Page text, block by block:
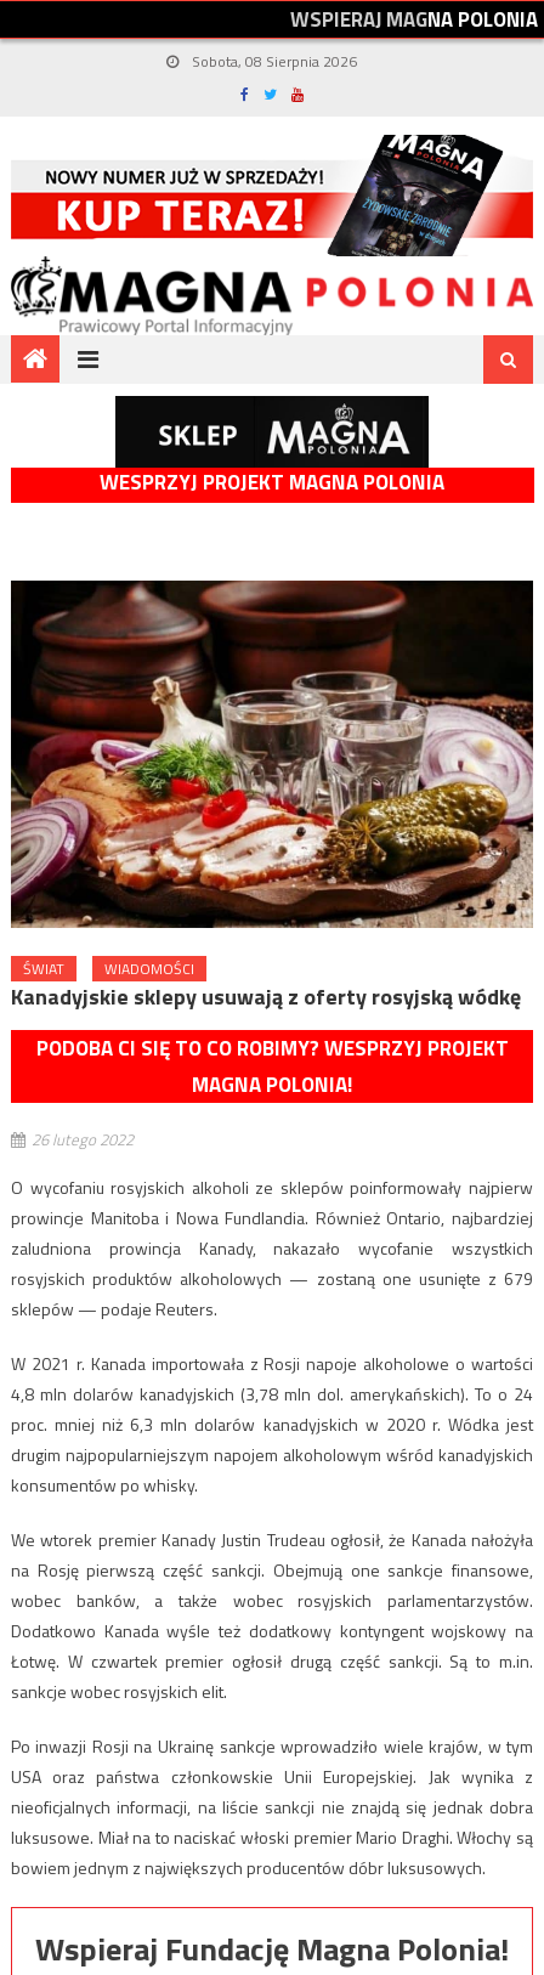
WSPIERAJMAGNAPOLONIA
Sobota, 08 Sierpnia 2026
WESPRZYJ PROJEKT MAGNA POLONIA
ŚWIAT WIADOMOŚCI
Kanadyjskie sklepy usuwają z oferty rosyjską wódkę
PODOBA CI SIĘ TO CO ROBIMY? WESPRZYJ PROJEKT
MAGNA POLONIA!
26 lutego 2022
O wycofaniu rosyjskich alkoholi ze sklepów poinformowały najpierw
prowincje Manitoba i Nowa Fundlandia. Również Ontario, najbardziej
zaludniona prowincja Kanady, nakazało wycofanie wszystkich
rosyjskich produktów alkoholowych — zostaną one usunięte z 679
sklepów — podaje Reuters.
W 2021 r. Kanada importowała z Rosji napoje alkoholowe o wartości
4,8 mln dolarów kanadyjskich (3,78 mln dol. amerykańskich). To o 24
proc. mniej niż 6,3 mln dolarów kanadyjskich w 2020 r. Wódka jest
drugim najpopularniejszym napojem alkoholowym wśród kanadyjskich
konsumentów po whisky.
We wtorek premier Kanady Justin Trudeau ogłosił, że Kanada nałożyła
na Rosję pierwszą część sankcji. Obejmują one sankcje finansowe,
wobec banków, a także wobec rosyjskich parlamentarzystów.
Dodatkowo Kanada wyśle też dodatkowy kontyngent wojskowy na
Łotwę. W czwartek premier ogłosił drugą część sankcji. Są to m.in.
sankcje wobec rosyjskich elit.
Po inwazji Rosji na Ukrainę sankcje wprowadziło wiele krajów, w tym
USA oraz państwa członkowskie Unii Europejskiej. Jak wynika z
nieoficjalnych informacji, na liście sankcji nie znajdą się jednak dobra
luksusowe. Miał na to naciskać włoski premier Mario Draghi. Włochy są
bowiem jednym z największych producentów dóbr luksusowych.
Wspieraj Fundację Magna Polonia!